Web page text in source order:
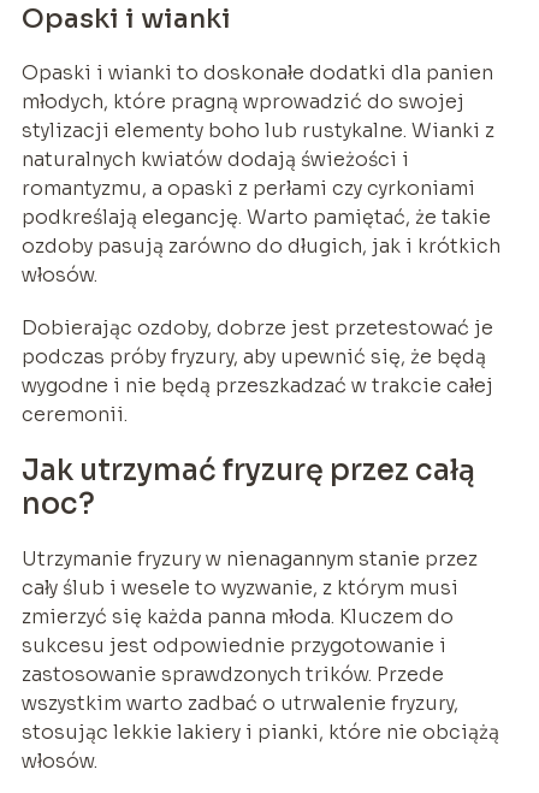
Opaski i wianki
Opaski i wianki to doskonałe dodatki dla panien
młodych, które pragną wprowadzić do swojej
stylizacji elementy boho lub rustykalne. Wianki z
naturalnych kwiatów dodają świeżości i
romantyzmu, a opaski z perłami czy cyrkoniami
podkreślają elegancję. Warto pamiętać, że takie
ozdoby pasują zarówno do długich, jak i krótkich
włosów.
Dobierając ozdoby, dobrze jest przetestować je
podczas próby fryzury, aby upewnić się, że będą
wygodne i nie będą przeszkadzać w trakcie całej
ceremonii.
Jak utrzymać fryzurę przez całą
noc?
Utrzymanie fryzury w nienagannym stanie przez
cały ślub i wesele to wyzwanie, z którym musi
zmierzyć się każda panna młoda. Kluczem do
sukcesu jest odpowiednie przygotowanie i
zastosowanie sprawdzonych trików. Przede
wszystkim warto zadbać o utrwalenie fryzury,
stosując lekkie lakiery i pianki, które nie obciążą
włosów.